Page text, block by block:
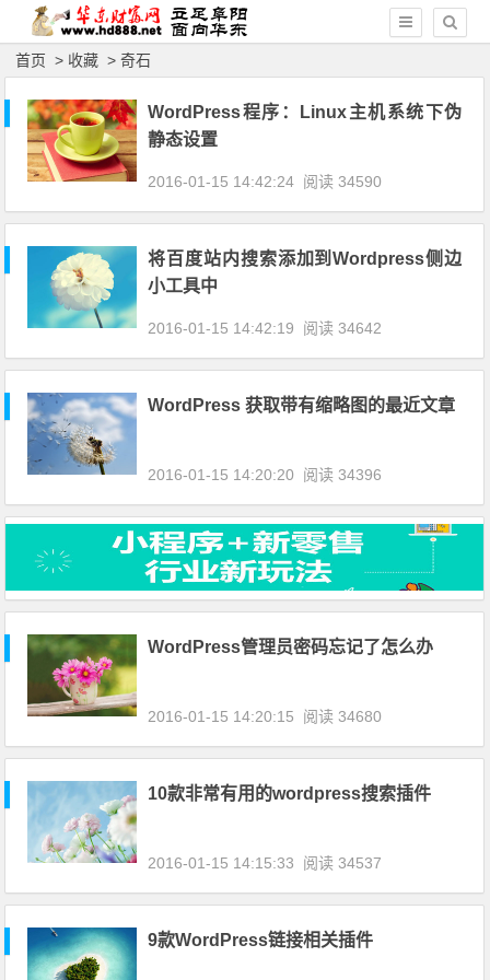
首页 > 收藏 >奇石
WordPress程序：Linux主机系统下伪
静态设置
2016-01-15 14:42:24 阅读 34590
将百度站内搜索添加到Wordpress侧边
小工具中
2016-01-15 14:42:19 阅读 34642
WordPress 获取带有缩略图的最近文章
2016-01-15 14:20:20 阅读 34396
WordPress管理员密码忘记了怎么办
2016-01-15 14:20:15 阅读 34680
10款非常有用的wordpress搜索插件
2016-01-15 14:15:33 阅读 34537
9款WordPress链接相关插件